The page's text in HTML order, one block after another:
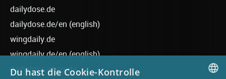
dailydose.de
dailydose.de/en (english)
wingdaily.de
wingdaily.de/en(english)
dailydose-shop.de
Du hast die Cookie-Kontrolle